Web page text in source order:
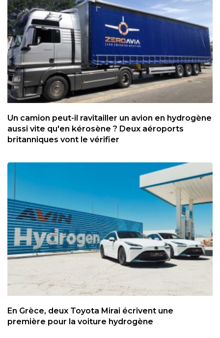
Un camion peut-il ravitailler un avion en hydrogène
aussi vite qu'en kérosène ? Deux aéroports
britanniques vont le vérifier
En Grèce, deux Toyota Mirai écrivent une
première pour la voiture hydrogène